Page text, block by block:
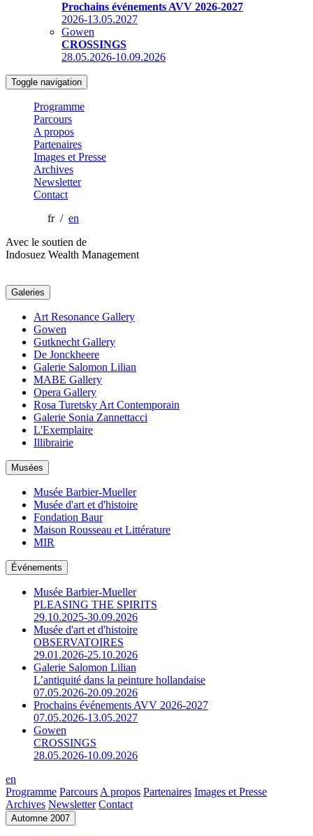
Prochains événements AVV 2026-2027
2026-13.05.2027
Gowen
CROSSINGS
28.05.2026-10.09.2026
Toggle navigation
Programme
Parcours
A propos
Partenaires
Images et Presse
Archives
Newsletter
Contact
fr / en
Avec le soutien de
Indosuez Wealth Management
Galeries
Art Resonance Gallery
Gowen
Gutknecht Gallery
De Jonckheere
Galerie Salomon Lilian
MABE Gallery
Opera Gallery
Rosa Turetsky Art Contemporain
Galerie Sonia Zannettacci
L'Exemplaire
Illibrairie
Musées
Musée Barbier-Mueller
Musée d'art et d'histoire
Fondation Baur
Maison Rousseau et Littérature
MIR
Événements
Musée Barbier-Mueller
PLEASING THE SPIRITS
29.10.2025-30.09.2026
Musée d'art et d'histoire
OBSERVATOIRES
29.01.2026-25.10.2026
Galerie Salomon Lilian
L’antiquité dans la peinture hollandaise
07.05.2026-20.09.2026
Prochains événements AVV 2026-2027
07.05.2026-13.05.2027
Gowen
CROSSINGS
28.05.2026-10.09.2026
en
Programme Parcours A propos Partenaires Images et Presse
Archives Newsletter Contact
Automne 2007